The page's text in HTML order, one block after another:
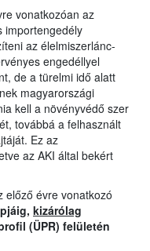
vonatkozóan az
importengedély
az élelmiszerlánc-
engedéllyel
de a türelmi idő alatt
magyarországi
kell a növényvédő szer
továbbá a felhasznált
Ez az
az AKI által bekért
előző évre vonatkozó
kizárólag
(ÜPR) felületén